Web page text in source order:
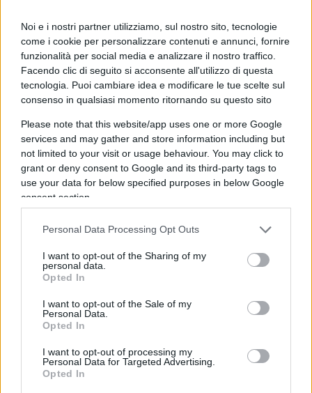
Noi e i nostri partner utilizziamo, sul nostro sito, tecnologie
come i cookie per personalizzare contenuti e annunci, fornire
funzionalità per social media e analizzare il nostro traffico.
Facendo clic di seguito si acconsente all'utilizzo di questa
tecnologia. Puoi cambiare idea e modificare le tue scelte sul
consenso in qualsiasi momento ritornando su questo sito
Please note that this website/app uses one or more Google
services and may gather and store information including but
not limited to your visit or usage behaviour. You may click to
grant or deny consent to Google and its third-party tags to
use your data for below specified purposes in below Google
consent section.
Personal Data Processing Opt Outs
I want to opt-out of the Sharing of my
personal data.
Opted In
I want to opt-out of the Sale of my
Personal Data.
Opted In
I want to opt-out of processing my
Personal Data for Targeted Advertising.
Opted In
deve venire fuori. Perché è proprio sulle mezze
verità e sulle più becere menzogne che si erge
l’attuale ordine democratico costituitosi dopo il
rovinoso crollo della Prima Repubblica e il
susseguirsi di azioni destabilizzanti, tra cui le
stesse stragi, messe a punto al fine di favorireun
epocale e repentino mutamento negli equilibri
interni di un Paese sovrano, da perseguire
necessariamente dopo la dissoluzione del regime
comunista sovietico, nei cui confronti l’Italia aveva
definitiva archiviazione della logica dei due
blocchi.
Il resto è storia nota, intrisa di proni e puntuali
accomodamenti,
bugie e compromessi di comodo, che ci
consentono di mantenere viva la memoria, a patto